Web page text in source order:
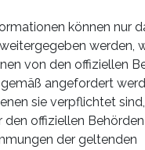
können nur
werden,
von den offiziellen
angefordert
sie verpflichtet
den offiziellen
der geltenden